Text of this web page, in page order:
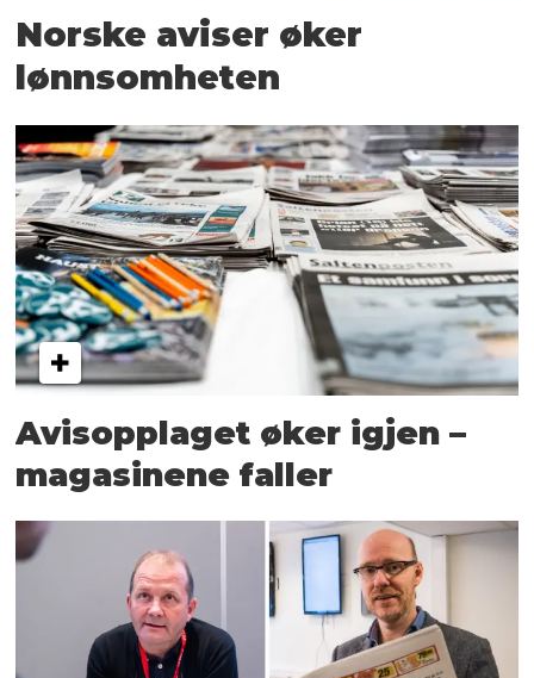
Norske aviser øker
lønnsomheten
Avisopplaget øker igjen –
magasinene faller